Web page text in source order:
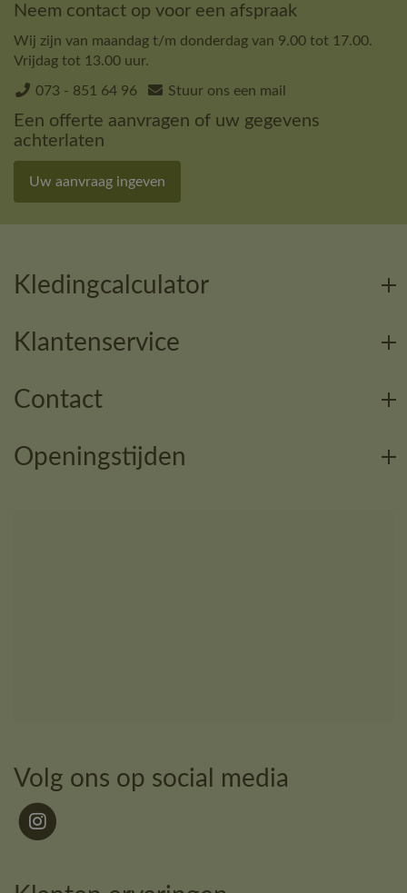
Neem contact op voor een afspraak
Wij zijn van maandag t/m donderdag van 9.00 tot 17.00.
Vrijdag tot 13.00 uur.
073 - 851 64 96 Stuur ons een mail
Een offerte aanvragen of uw gegevens
achterlaten
Uw aanvraag ingeven
Kledingcalculator
Klantenservice
Contact
Openingstijden
Volg ons op social media